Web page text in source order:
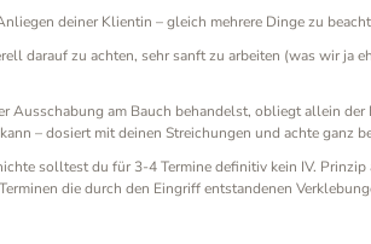
deiner Klientin – gleich mehrere Dinge zu
darauf zu achten, sehr sanft zu arbeiten (was wir ja
Ausschabung am Bauch behandelst, obliegt allein
– dosiert mit deinen Streichungen und achte ganz
solltest du für 3-4 Termine definitiv kein IV.
die durch den Eingriff entstandenen